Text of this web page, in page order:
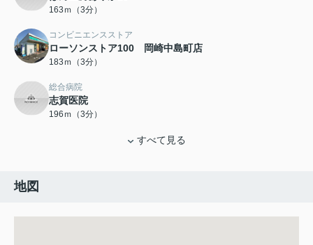
163ｍ（3分）
コンビニエンスストア
ローソンストア100 岡崎中島町店
183ｍ（3分）
総合病院
志賀医院
196ｍ（3分）
すべて見る
地図